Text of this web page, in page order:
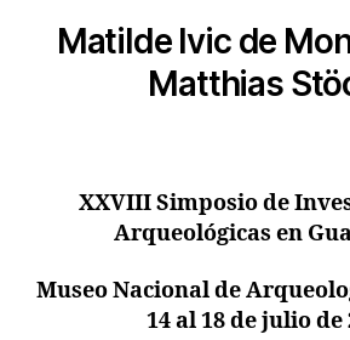
Matilde Ivic de
Matthias
XXVIII Simposio de
Arqueológicas en
Museo Nacional de
14 al 18 de julio de